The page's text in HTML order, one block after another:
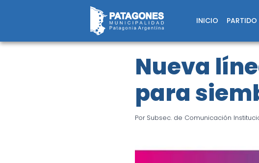
INICIO PARTIDO
Nueva
para
Por Subsec. de Comunicación